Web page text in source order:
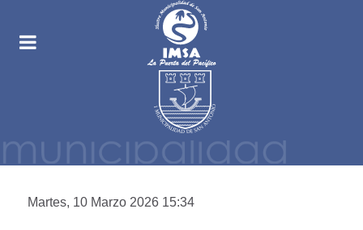
Martes, 10 Marzo 2026 15:34